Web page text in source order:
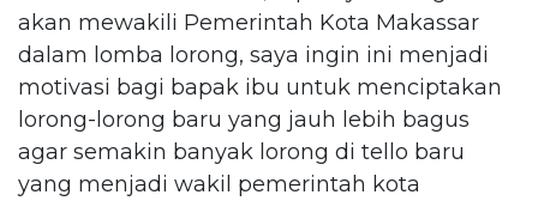
akan mewakili Pemerintah Kota Makassar
dalam lomba lorong, saya ingin ini menjadi
motivasi bagi bapak ibu untuk menciptakan
lorong-lorong baru yang jauh lebih bagus
agar semakin banyak lorong di tello baru
yang menjadi wakil pemerintah kota